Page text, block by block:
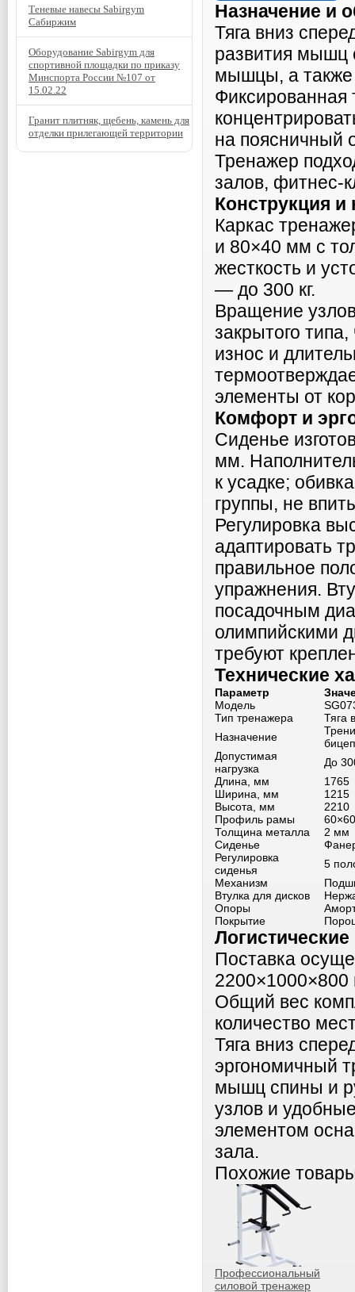
Назначение и
Тяга вниз
развития мышц
мышцы, а также
Фиксированная
на поясничный
Тренажер
залов, фитнес-
Конструкция и
Каркас
и 80×40 мм с
жесткость и
— до 300 кг.
Вращение
закрытого
износ и
элементы от
Комфорт и
Сиденье
мм.
к усадке;
группы, не
Регулировка
адаптировать
правильное
упражнения.
посадочным
олимпийскими
требуют
Технические
Параметр
Модель
Тип тренажера
Тяга
Назначение
Допустимая
нагрузка
До
Длина, мм
1765
Ширина, мм
1215
Высота, мм
2210
Профиль рамы
Толщина металла
2 мм
Сиденье
Регулировка
сиденья
5
Механизм
Втулка для дисков
Опоры
Покрытие
Поставка
Общий вес
количество
Тяга вниз
эргономичный
мышц спины и
узлов и
элементом
зала.
Похожие
Профессиональный
силовой тренажер
Теневые навесы Sabirgym
Сабиржим
Оборудование Sabirgym для
спортивной площадки по приказу
Минспорта России №107 от
15.02.22
Гранит плитняк, щебень, камень для
отделки прилегающей территории